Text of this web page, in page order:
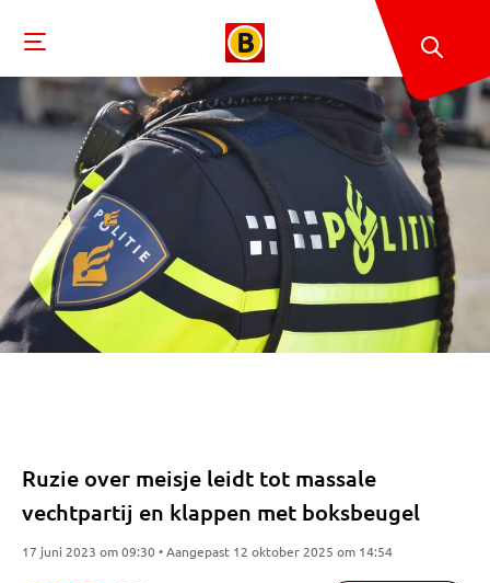
Ruzie over meisje leidt tot massale
vechtpartij en klappen met boksbeugel
17 juni 2023 om 09:30 • Aangepast 12 oktober 2025 om 14:54